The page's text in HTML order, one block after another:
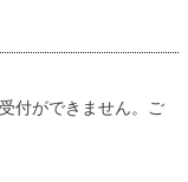
付ができません。ご